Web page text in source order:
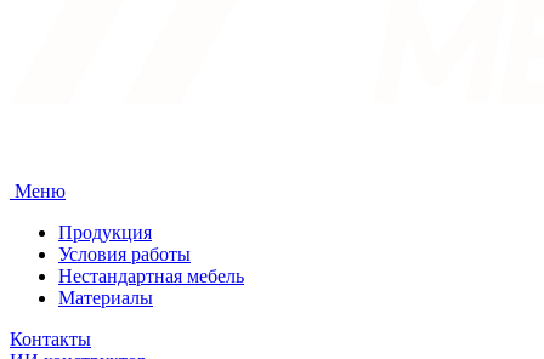
Меню
Продукция
Условия работы
Нестандартная мебель
Материалы
Контакты